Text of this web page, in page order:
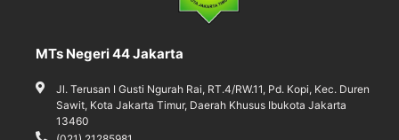
MTs Negeri 44 Jakarta
Jl. Terusan I Gusti Ngurah Rai, RT.4/RW.11, Pd. Kopi, Kec. Duren
Sawit, Kota Jakarta Timur, Daerah Khusus Ibukota Jakarta
13460